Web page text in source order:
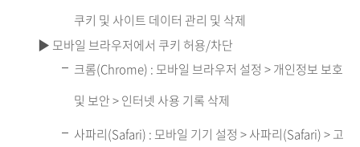
쿠키 및 사이트 데이터 관리 및 삭제
▶ 모바일 브라우저에서 쿠키 허용/차단
크롬(Chrome) : 모바일 브라우저 설정 > 개인정보 보호
및 보안 > 인터넷 사용 기록 삭제
사파리(Safari) : 모바일 기기 설정 > 사파리(Safari) > 고